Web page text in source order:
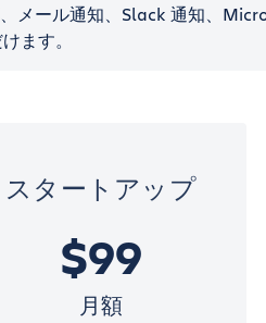
メール通知、Slack 通知、
ます。
スタートアップ
$99
月額